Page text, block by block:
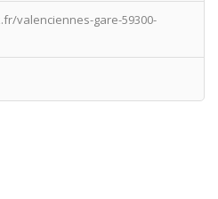
valenciennes-gare-59300-